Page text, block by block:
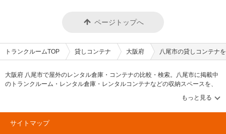
ページトップへ
トランクルームTOP 貸しコンテナ 大阪府 八尾市の貸しコンテナ
大阪府 八尾市で屋外のレンタル倉庫・コンテナの比較・検索。八尾市に掲載中
のトランクルーム・レンタル倉庫・レンタルコンテナなどの収納スペースを、
借りたい地域から探して、広さ・料金[賃料]・セキュリティ・空調完備・24時間
出し入れ可能などの希望条件で絞込み！豊富な物件数から様々な方法でご希望
の収納スペースを簡単に探せるトランクルーム情報サイトです。気になるトラ
ンクルームを見つけたら、メールか電話でお問合せが可能です（無料）。
サイトマップ